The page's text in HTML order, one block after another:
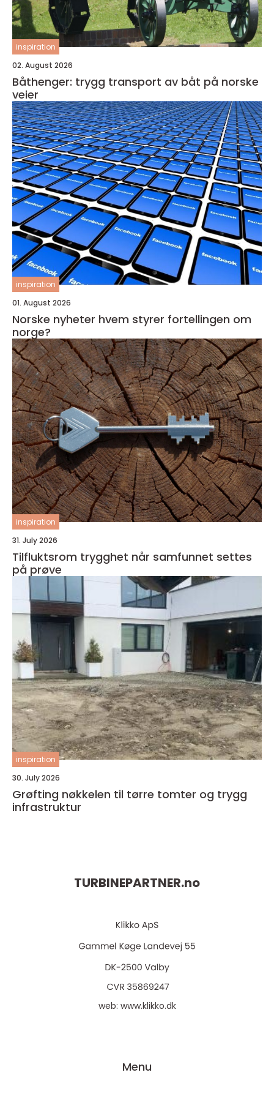
inspiration
02. August 2026
Båthenger: trygg transport av båt på norske
veier
inspiration
01. August 2026
Norske nyheter hvem styrer fortellingen om
norge?
inspiration
31. July 2026
Tilfluktsrom trygghet når samfunnet settes
på prøve
inspiration
30. July 2026
Grøfting nøkkelen til tørre tomter og trygg
infrastruktur
TURBINEPARTNER.no
web: www.klikko.dk
Menu